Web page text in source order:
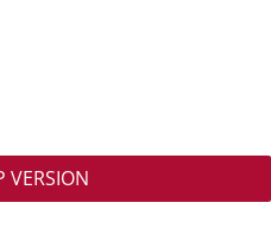
VERSION